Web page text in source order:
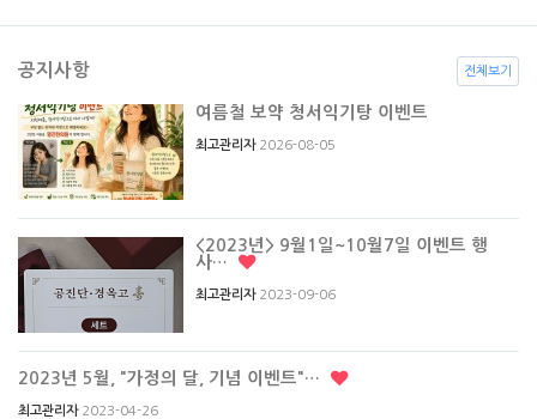
공지사항
여름철 보약 청서익기탕 이벤트
최고관리자 2026-08-05
<2023년> 9월1일~10월7일 이벤트 행
사…
최고관리자 2023-09-06
2023년 5월, "가정의 달, 기념 이벤트"…
최고관리자 2023-04-26
전체보기